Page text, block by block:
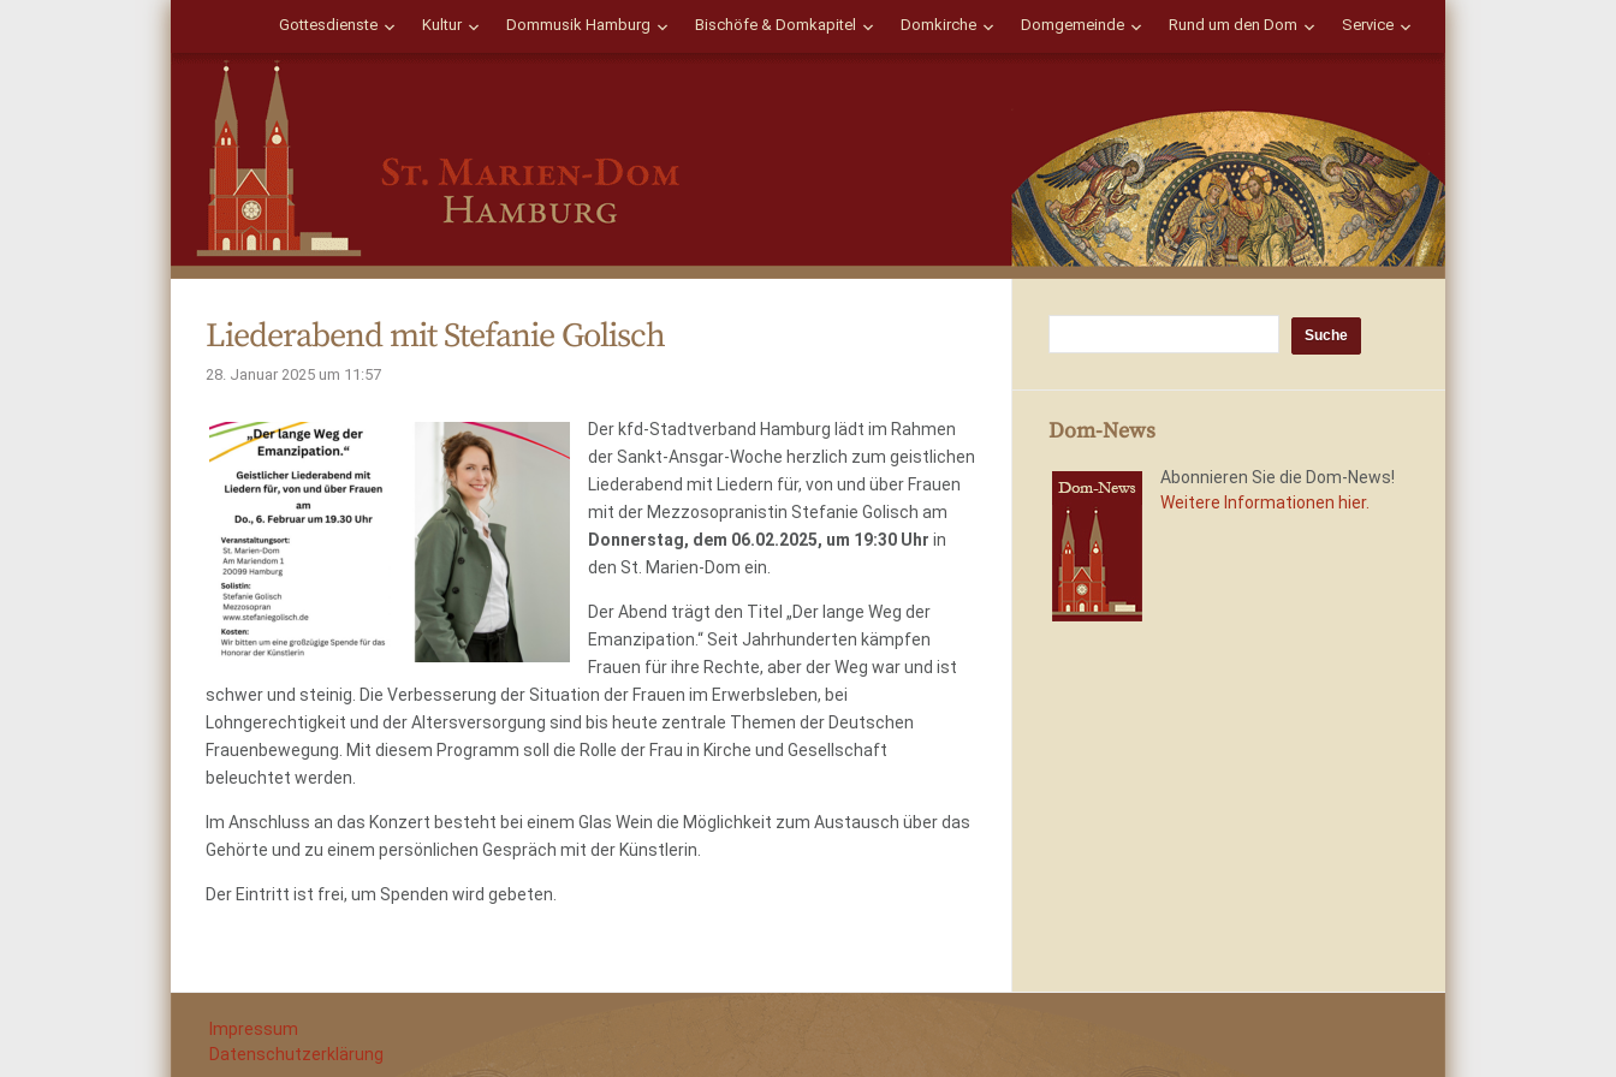
Gottesdienste Kultur Dommusik Hamburg Bischöfe & Domkapitel Domkirche Domgemeinde Rund um den Dom Service
Liederabend mit Stefanie Golisch
28. Januar 2025 um 11:57
Der kfd-Stadtverband Hamburg lädt im Rahmen
der Sankt-Ansgar-Woche herzlich zum geistlichen
Liederabend mit Liedern für, von und über Frauen
mit der Mezzosopranistin Stefanie Golisch am
Donnerstag, dem 06.02.2025, um 19:30 Uhr in
den St. Marien-Dom ein.
Der Abend trägt den Titel „Der lange Weg der
Emanzipation.“ Seit Jahrhunderten kämpfen
Frauen für ihre Rechte, aber der Weg war und ist
schwer und steinig. Die Verbesserung der Situation der Frauen im Erwerbsleben, bei
Lohngerechtigkeit und der Altersversorgung sind bis heute zentrale Themen der Deutschen
Frauenbewegung. Mit diesem Programm soll die Rolle der Frau in Kirche und Gesellschaft
beleuchtet werden.
Im Anschluss an das Konzert besteht bei einem Glas Wein die Möglichkeit zum Austausch über das
Gehörte und zu einem persönlichen Gespräch mit der Künstlerin.
Der Eintritt ist frei, um Spenden wird gebeten.
Dom-News
Abonnieren Sie die Dom-News!
Weitere Informationen hier.
Impressum
Datenschutzerklärung